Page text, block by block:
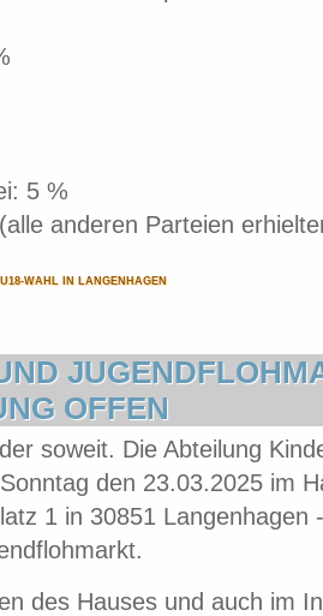
5 %
anderen Parteien
WAHL IN LANGENHAGEN
OFFEN
soweit. Die Abteilung
den 23.03.2025 im
1 in 30851 Langenhagen
des Hauses und auch im